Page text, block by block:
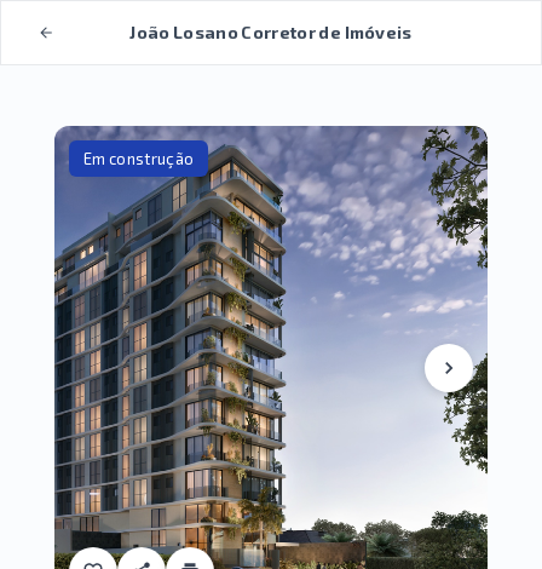
João Losano Corretor de Imóveis
Em construção